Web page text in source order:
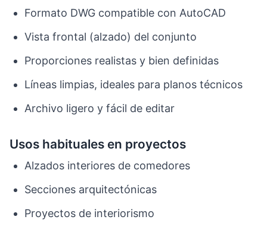
Formato DWG compatible con AutoCAD
Vista frontal (alzado) del conjunto
Proporciones realistas y bien definidas
Líneas limpias, ideales para planos técnicos
Archivo ligero y fácil de editar
Usos habituales en proyectos
Alzados interiores de comedores
Secciones arquitectónicas
Proyectos de interiorismo